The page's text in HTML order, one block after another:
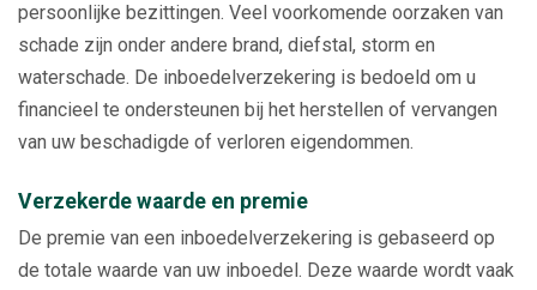
persoonlijke bezittingen. Veel voorkomende oorzaken van
schade zijn onder andere brand, diefstal, storm en
waterschade. De inboedelverzekering is bedoeld om u
financieel te ondersteunen bij het herstellen of vervangen
van uw beschadigde of verloren eigendommen.
Verzekerde waarde en premie
De premie van een inboedelverzekering is gebaseerd op
de totale waarde van uw inboedel. Deze waarde wordt vaak